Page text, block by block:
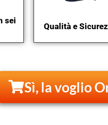
sei
Qualità e
Sì, la voglio